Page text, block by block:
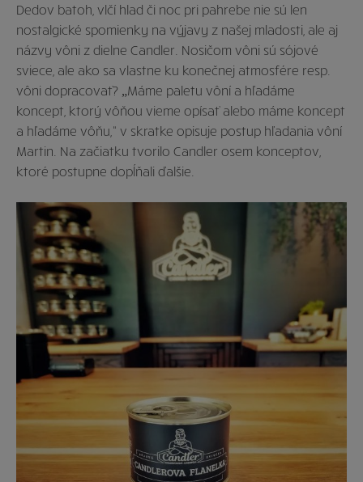
Dedov batoh, vlčí hlad či noc pri pahrebe nie sú len
nostalgické spomienky na výjavy z našej mladosti, ale aj
názvy vôni z dielne Candler. Nosičom vôni sú sójové
sviece, ale ako sa vlastne ku konečnej atmosfére resp.
vôni dopracovať? „Máme paletu vôní a hľadáme
koncept, ktorý vôňou vieme opísať alebo máme koncept
a hľadáme vôňu,“ v skratke opisuje postup hľadania vôní
Martin. Na začiatku tvorilo Candler osem konceptov,
ktoré postupne dopĺňali ďalšie.